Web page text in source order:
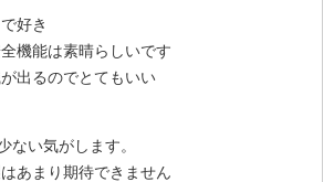
好き
機能は素晴らしいです
出るのでとてもいい
ない気がします。
あまり期待できません